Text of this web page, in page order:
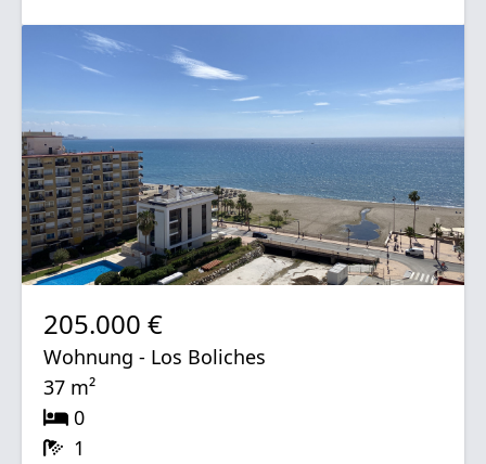
205.000 €
Wohnung - Los Boliches
37 m²
0
1